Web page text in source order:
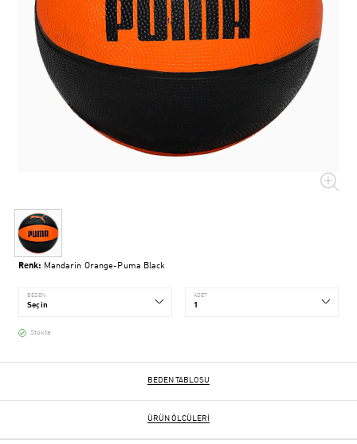
Renk: Mandarin Orange-Puma Black
BEDEN ADET
Stokta
BEDEN TABLOSU
ÜRÜN ÖLÇÜLERI